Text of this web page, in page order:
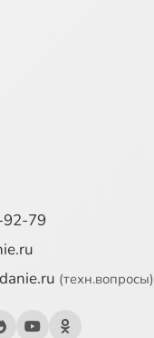
92-79
(техн.вопросы)